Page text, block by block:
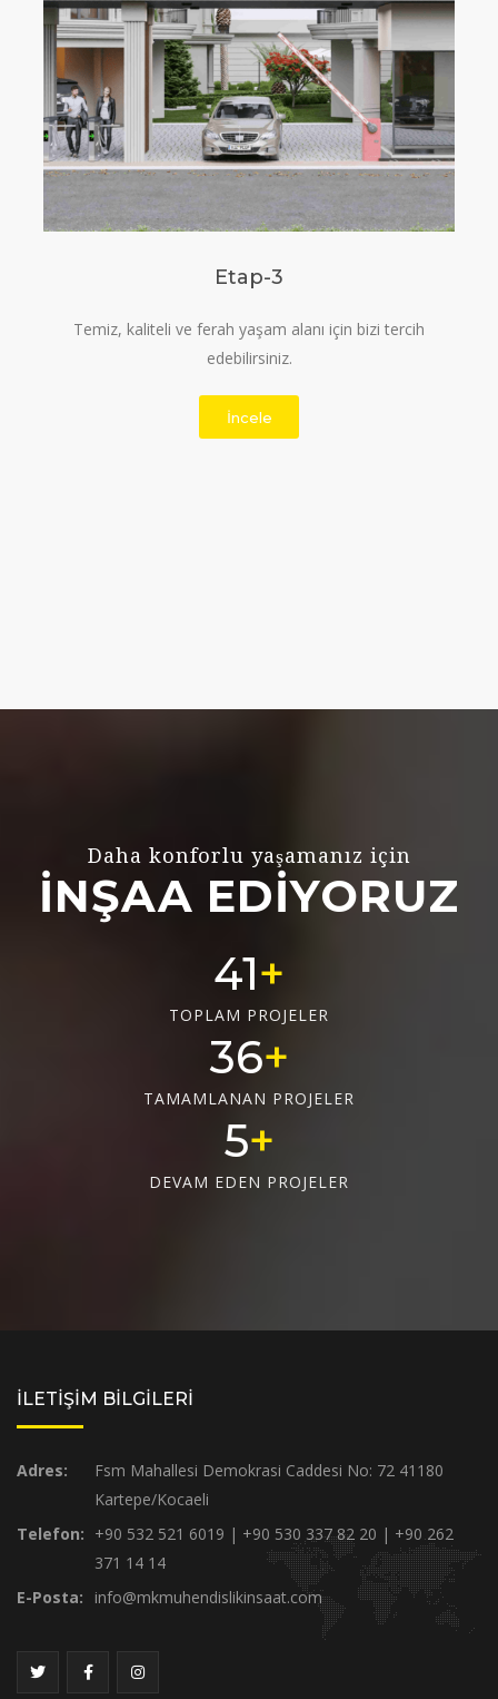
Etap-3
Temiz, kaliteli ve ferah yaşam alanı için bizi tercih
edebilirsiniz.
İncele
Daha konforlu yaşamanız için
İNŞAA EDİYORUZ
55
TOPLAM PROJELER
48
TAMAMLANAN PROJELER
6
DEVAM EDEN PROJELER
İLETİŞİM BİLGİLERİ
Adres:
Fsm Mahallesi Demokrasi Caddesi No: 72 41180
Kartepe/Kocaeli
Telefon: +90 532 521 6019 | +90 530 337 82 20 | +90 262
371 14 14
E-Posta:
info@mkmuhendislikinsaat.com